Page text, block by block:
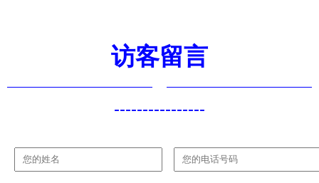
访客留言
----------------